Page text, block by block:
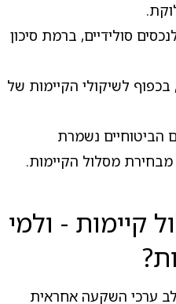
סולידיים, ברמת סיכון
בכפוף לשיקולי הקיימות של
הביטוחיים נשמרת
מסלול הקיימות.
קיימות - ולמי
ערכי השקעה אחראית